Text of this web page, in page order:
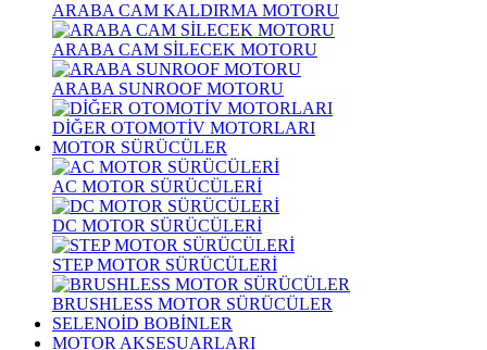
ARABA CAM KALDIRMA MOTORU
ARABA CAM SİLECEK MOTORU
ARABA SUNROOF MOTORU
DİĞER OTOMOTİV MOTORLARI
MOTOR SÜRÜCÜLER
AC MOTOR SÜRÜCÜLERİ
DC MOTOR SÜRÜCÜLERİ
STEP MOTOR SÜRÜCÜLERİ
BRUSHLESS MOTOR SÜRÜCÜLER
SELENOİD BOBİNLER
MOTOR AKSESUARLARI